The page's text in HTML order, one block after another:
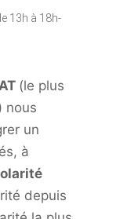
13h à 18h-
(le plus
nous
un
à
depuis